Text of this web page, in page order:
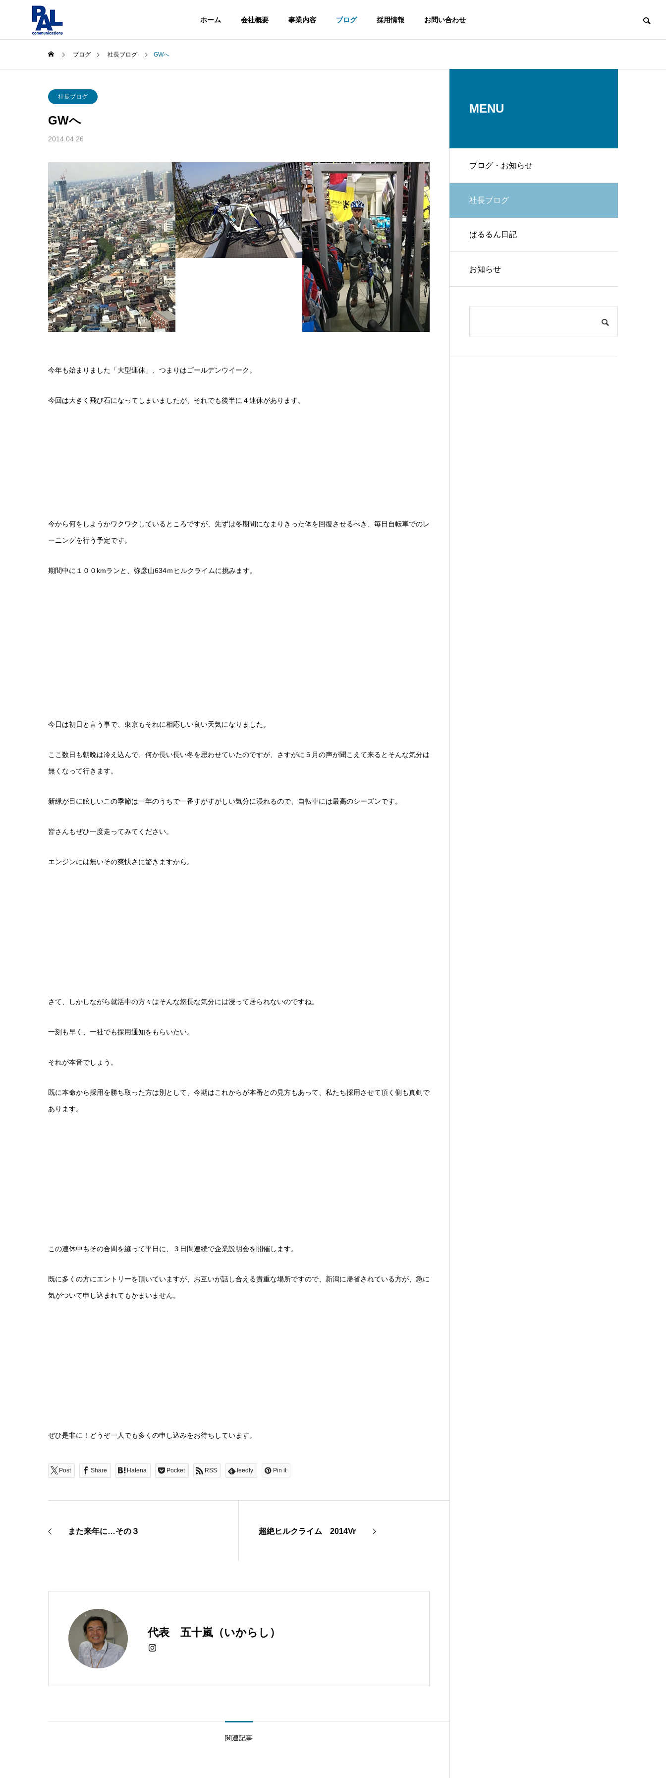
ホーム 会社概要 事業内容 ブログ 採用情報 お問い合わせ
Message
沿革
History
環境・安全への取り組み
Efforts
スタッフ
Staff
電気・通信工事
Telecommunication
電波障害調査
Inspection
太陽光発電
Solar Power
ブログ 社長ブログ GWへ
社長ブログ
GWへ
2014.04.26
今年も始まりました「大型連休」、つまりはゴールデンウイーク。
今回は大きく飛び石になってしまいましたが、それでも後半に４連休があります。
今から何をしようかワクワクしているところですが、先ずは冬期間になまりきった体を回復させるべき、毎日自転車でのレ
ーニングを行う予定です。
期間中に１００kmランと、弥彦山634ｍヒルクライムに挑みます。
今日は初日と言う事で、東京もそれに相応しい良い天気になりました。
ここ数日も朝晩は冷え込んで、何か長い長い冬を思わせていたのですが、さすがに５月の声が聞こえて来るとそんな気分は
無くなって行きます。
新緑が目に眩しいこの季節は一年のうちで一番すがすがしい気分に浸れるので、自転車には最高のシーズンです。
皆さんもぜひ一度走ってみてください。
エンジンには無いその爽快さに驚きますから。
さて、しかしながら就活中の方々はそんな悠長な気分には浸って居られないのですね。
一刻も早く、一社でも採用通知をもらいたい。
それが本音でしょう。
既に本命から採用を勝ち取った方は別として、今期はこれからが本番との見方もあって、私たち採用させて頂く側も真剣で
あります。
この連休中もその合間を縫って平日に、３日間連続で企業説明会を開催します。
既に多くの方にエントリーを頂いていますが、お互いが話し合える貴重な場所ですので、新潟に帰省されている方が、急に
気がついて申し込まれてもかまいません。
ぜひ是非に！どうぞ一人でも多くの申し込みをお待ちしています。
Post Share Hatena Pocket RSS feedly Pin it
また来年に…その３ 超絶ヒルクライム 2014Vr
代表 五十嵐（いからし）
関連記事
MENU
ブログ・お知らせ
社長ブログ
ぱるるん日記
お知らせ